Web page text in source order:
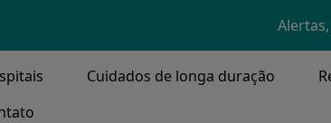
MENUCuidados de longa duração